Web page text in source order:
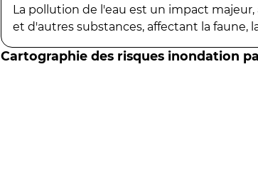
La pollution de l'eau est un impact
et d'autres substances, affectant la faune,
Cartographie des risques inondation